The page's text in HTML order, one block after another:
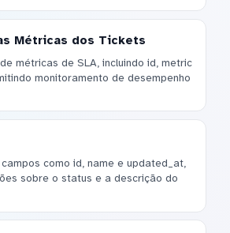
Métricas dos Tickets
métricas de SLA, incluindo id, metric
monitoramento de desempenho
como id, name e updated_at,
sobre o status e a descrição do